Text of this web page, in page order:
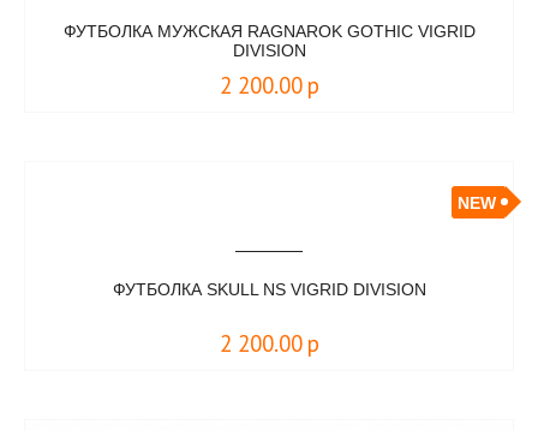
ФУТБОЛКА МУЖСКАЯ RAGNAROK GOTHIC VIGRID
DIVISION
2 200.00 р
NEW
ФУТБОЛКА SKULL NS VIGRID DIVISION
2 200.00 р